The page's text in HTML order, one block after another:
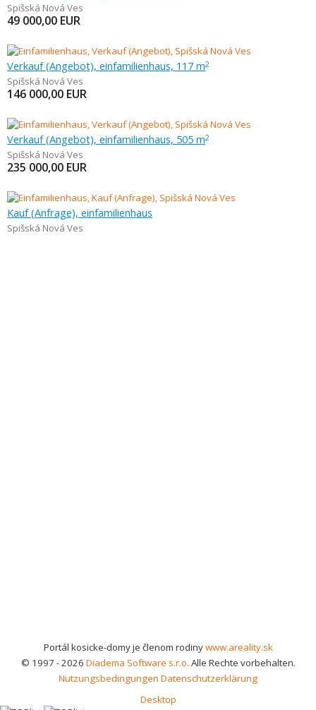
Spišská Nová Ves
49 000,00 EUR
Verkauf (Angebot), einfamilienhaus, 117 m2
Spišská Nová Ves
146 000,00 EUR
Verkauf (Angebot), einfamilienhaus, 505 m2
Spišská Nová Ves
235 000,00 EUR
Kauf (Anfrage), einfamilienhaus
Spišská Nová Ves
Portál kosicke-domy je členom rodinywww.areality.sk
© 1997 - 2026 Diadema Software s.r.o. Alle Rechte vorbehalten.
Nutzungsbedingungen Datenschutzerklärung
Desktop